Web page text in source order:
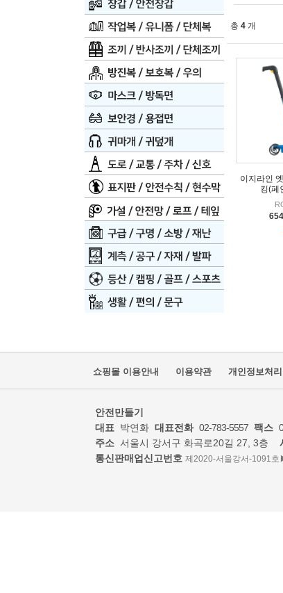
총 4 개
이지라인
킹(페
쇼핑몰 이용안내 이용약관 개인정보처리
안전만들기
대표 박연화 대표전화 02-783-5557 팩스
주소 서울시 강서구 화곡로20길 27, 3층
통신판매업신고번호 제2020-서울강서-1091